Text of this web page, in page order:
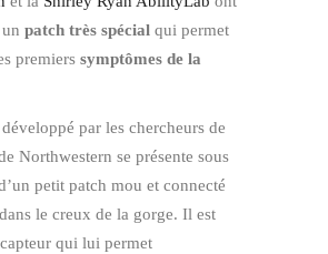
patch très spécial qui permet
premiers symptômes de la
par les chercheurs de
Northwestern se présente sous
petit patch mou et connecté
le creux de la gorge. Il est
qui lui permet